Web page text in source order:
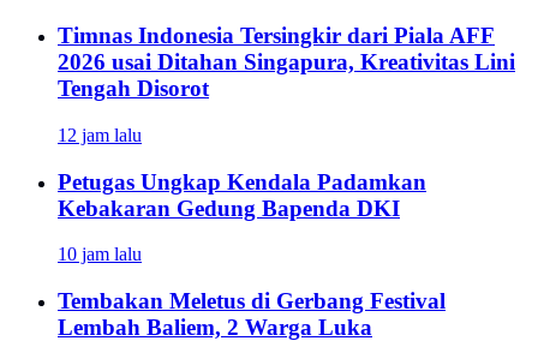
Timnas Indonesia Tersingkir dari Piala AFF
2026 usai Ditahan Singapura, Kreativitas Lini
Tengah Disorot
12 jam lalu
Petugas Ungkap Kendala Padamkan
Kebakaran Gedung Bapenda DKI
10 jam lalu
Tembakan Meletus di Gerbang Festival
Lembah Baliem, 2 Warga Luka